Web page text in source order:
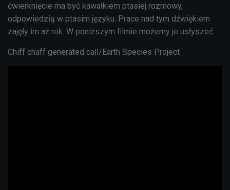
ćwierknięcie ma być kawałkiem ptasiej rozmowy,
odpowiedzią w ptasim języku. Prace nad tym dźwiękiem
zajęły im aż rok. W poniższym filmie możemy je usłyszeć.
Chiff chaff generated call/Earth Species Project